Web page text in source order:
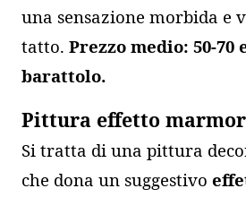
una sensazione morbida e
tatto. Prezzo medio: 50-70
barattolo.
Pittura effetto
Si tratta di una pittura
che dona un suggestivo